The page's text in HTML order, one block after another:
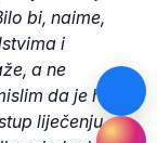
bi, naime,
i
a ne
da je hitno
liječenju